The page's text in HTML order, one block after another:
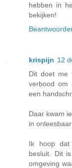
hebben in
bekijken!
krispijn 12
Dit doet me
verbood om
een
Daar kwam
in
Ik hoop dat
besluit. Dit
omgeving